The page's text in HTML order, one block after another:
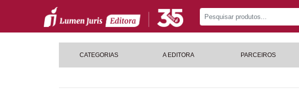
CATEGORIAS A EDITORA PARCEIROS